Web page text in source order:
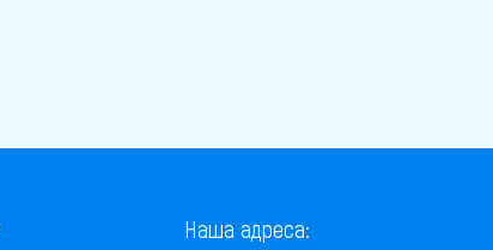
Наша адреса: